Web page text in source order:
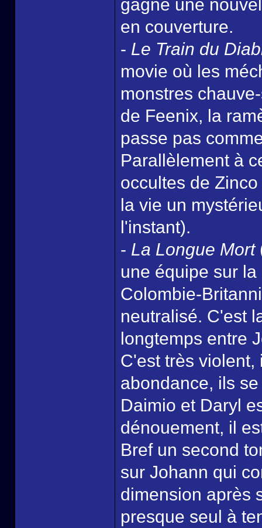
gagne une
en couverture.
- Le Train du
movie où les
monstres
de Feenix, la
passe pas
Parallèlement à
occultes de
la vie un
l'instant).
- La Longue Mort
une équipe sur
Colombie-
neutralisé. C'est
longtemps entre
C'est très violent,
abondance, ils
Daimio et Daryl
dénouement, il
Bref un second
sur Johann qui
dimension après
presque seul à